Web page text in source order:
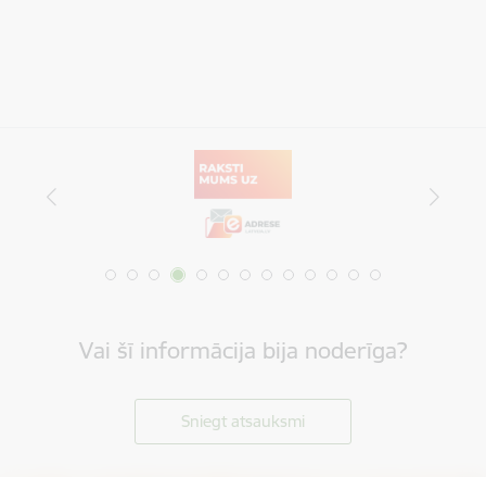
Vai šī informācija bija noderīga?
Sniegt atsauksmi